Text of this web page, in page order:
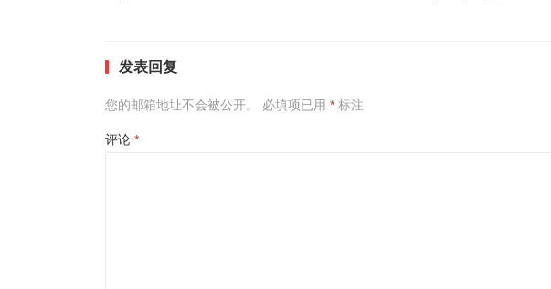
发表回复
您的邮箱地址不会被公开。 必填项已用 *标注
评论 *